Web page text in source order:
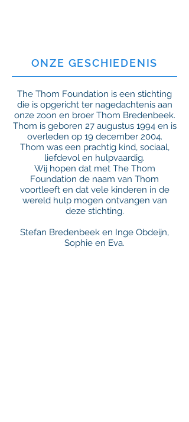
ONZE GESCHIEDENIS
The Thom Foundation is een stichting
die is opgericht ter nagedachtenis aan
onze zoon en broer Thom Bredenbeek.
Thom is geboren 27 augustus 1994 en is
overleden op 19 december 2004.
Thom was een prachtig kind, sociaal,
liefdevol en hulpvaardig.
Wij hopen dat met The Thom
Foundation de naam van Thom
voortleeft en dat vele kinderen in de
wereld hulp mogen ontvangen van
deze stichting.
Stefan Bredenbeek en Inge Obdeijn,
Sophie en Eva.